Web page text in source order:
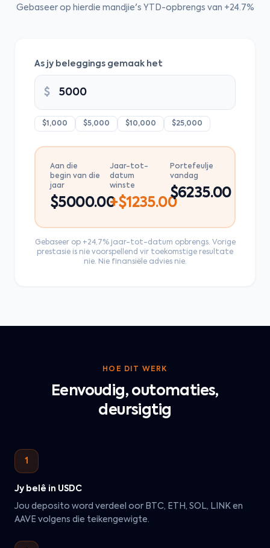
Gebaseer op hierdie mandjie's YTD-opbrengs van +24.7%
As jy beleggings gemaak het
$
$1,000 $5,000 $10,000 $25,000
Aan die
begin van die
jaar
$5000.00
Jaar-tot-
datum
winste
+$1235.00
Portefeulje
vandag
$6235.00
Gebaseer op +24,7% jaar-tot-datum opbrengs. Vorige
prestasie is nie voorspellend vir toekomstige resultate
nie. Nie finansiële advies nie.
HOE DIT WERK
Eenvoudig, outomaties,
deursigtig
1
Jy belê in USDC
Jou deposito word verdeel oor BTC, ETH, SOL, LINK en
AAVE volgens die teikengewigte.